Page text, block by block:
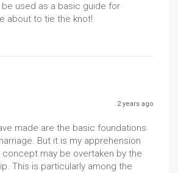
used as a basic guide for
about to tie the knot!
2 years ago
made are the basic foundations
But it is my apprehension
may be overtaken by the
This is particularly among the